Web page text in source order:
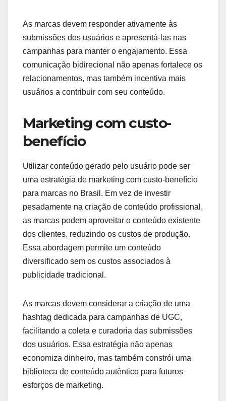
As marcas devem responder ativamente às
submissões dos usuários e apresentá-las nas
campanhas para manter o engajamento. Essa
comunicação bidirecional não apenas fortalece os
relacionamentos, mas também incentiva mais
usuários a contribuir com seu conteúdo.
Marketing com custo-
benefício
Utilizar conteúdo gerado pelo usuário pode ser
uma estratégia de marketing com custo-benefício
para marcas no Brasil. Em vez de investir
pesadamente na criação de conteúdo profissional,
as marcas podem aproveitar o conteúdo existente
dos clientes, reduzindo os custos de produção.
Essa abordagem permite um conteúdo
diversificado sem os custos associados à
publicidade tradicional.
As marcas devem considerar a criação de uma
hashtag dedicada para campanhas de UGC,
facilitando a coleta e curadoria das submissões
dos usuários. Essa estratégia não apenas
economiza dinheiro, mas também constrói uma
biblioteca de conteúdo autêntico para futuros
esforços de marketing.